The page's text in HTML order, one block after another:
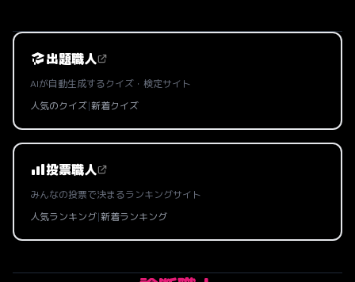
出題職人
AIが自動生成するクイズ・検定サイト
人気のクイズ|新着クイズ
投票職人
みんなの投票で決まるランキングサイト
人気ランキング|新着ランキング